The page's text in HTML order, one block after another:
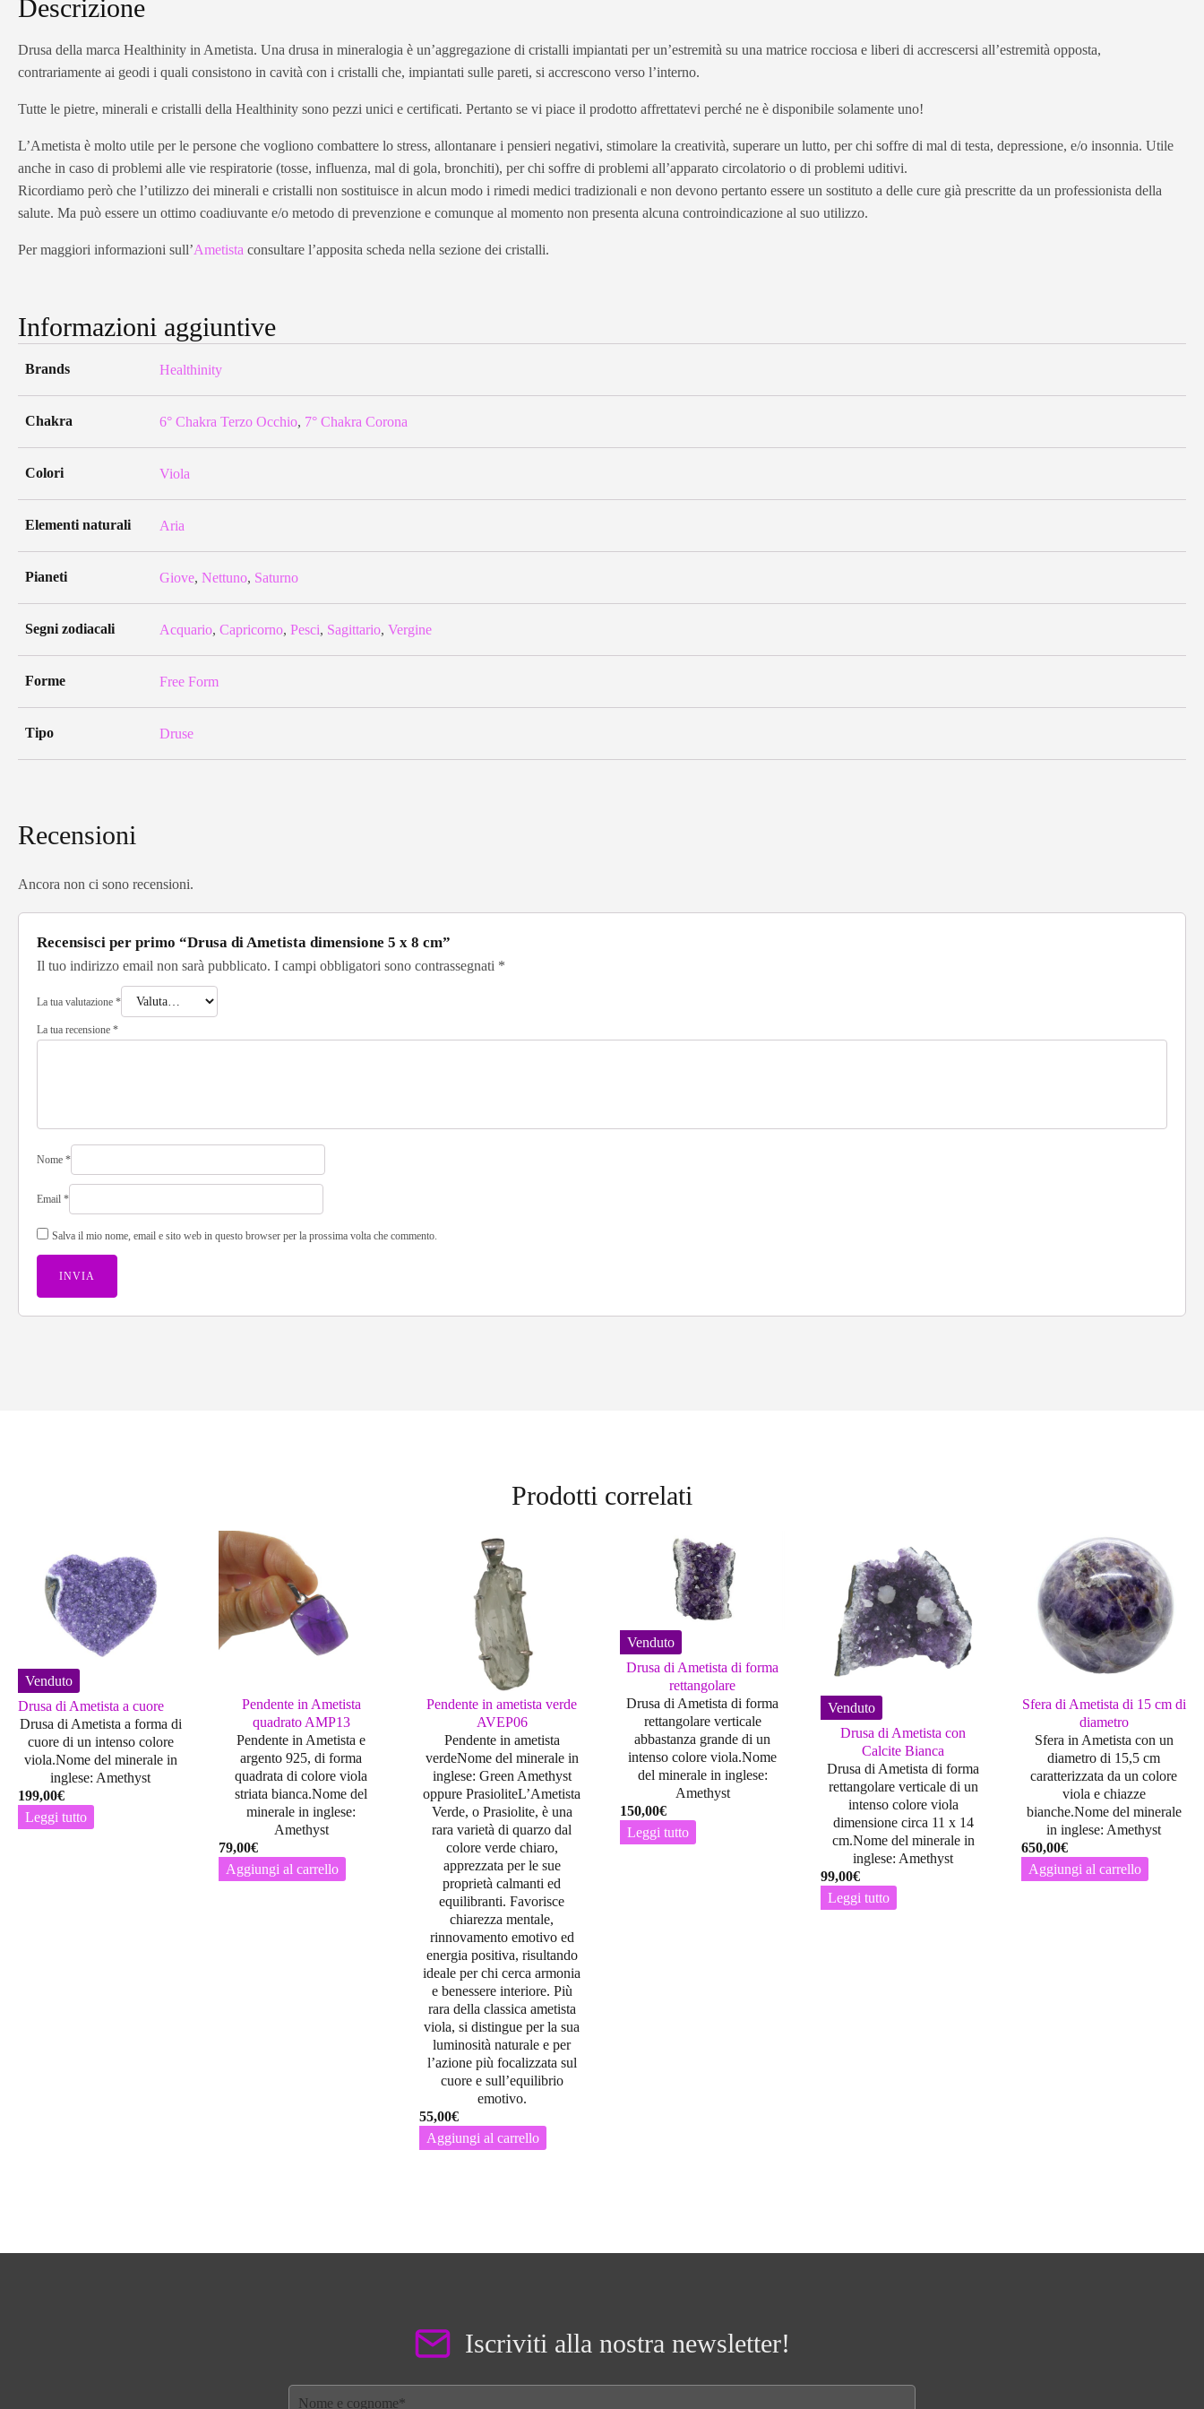
Descrizione
Drusa della marca Healthinity in Ametista. Una drusa in mineralogia è un’aggregazione di cristalli impiantati per un’estremità su una matrice rocciosa e liberi di accrescersi all’estremità opposta,
contrariamente ai geodi i quali consistono in cavità con i cristalli che, impiantati sulle pareti, si accrescono verso l’interno.
Tutte le pietre, minerali e cristalli della Healthinity sono pezzi unici e certificati. Pertanto se vi piace il prodotto affrettatevi perché ne è disponibile solamente uno!
L’Ametista è molto utile per le persone che vogliono combattere lo stress, allontanare i pensieri negativi, stimolare la creatività, superare un lutto, per chi soffre di mal di testa, depressione, e/o insonnia. Utile
anche in caso di problemi alle vie respiratorie (tosse, influenza, mal di gola, bronchiti), per chi soffre di problemi all’apparato circolatorio o di problemi uditivi.
Ricordiamo però che l’utilizzo dei minerali e cristalli non sostituisce in alcun modo i rimedi medici tradizionali e non devono pertanto essere un sostituto a delle cure già prescritte da un professionista della
salute. Ma può essere un ottimo coadiuvante e/o metodo di prevenzione e comunque al momento non presenta alcuna controindicazione al suo utilizzo.
Per maggiori informazioni sull’Ametista consultare l’apposita scheda nella sezione dei cristalli.
Informazioni aggiuntive
Brands Healthinity
Chakra 6° Chakra Terzo Occhio, 7° Chakra Corona
Colori Viola
Elementi naturali Aria
Pianeti Giove, Nettuno, Saturno
Segni zodiacali Acquario, Capricorno, Pesci, Sagittario, Vergine
Forme Free Form
Tipo Druse
Recensioni
Ancora non ci sono recensioni.
Recensisci per primo “Drusa di Ametista dimensione 5 x 8 cm”
Il tuo indirizzo email non sarà pubblicato. I campi obbligatori sono contrassegnati *
La tua valutazione *
La tua recensione *
Nome *
Email *
Salva il mio nome, email e sito web in questo browser per la prossima volta che commento.
Prodotti correlati
Venduto
Drusa di Ametista a cuore
Drusa di Ametista a forma di
cuore di un intenso colore
viola.Nome del minerale in
inglese: Amethyst
199,00€
Leggi tutto
Pendente in Ametista
quadrato AMP13
Pendente in Ametista e
argento 925, di forma
quadrata di colore viola
striata bianca.Nome del
minerale in inglese:
Amethyst
79,00€
Aggiungi al carrello
Pendente in ametista verde
AVEP06
Pendente in ametista
verdeNome del minerale in
inglese: Green Amethyst
oppure PrasioliteL’Ametista
Verde, o Prasiolite, è una
rara varietà di quarzo dal
colore verde chiaro,
apprezzata per le sue
proprietà calmanti ed
equilibranti. Favorisce
chiarezza mentale,
rinnovamento emotivo ed
energia positiva, risultando
ideale per chi cerca armonia
e benessere interiore. Più
rara della classica ametista
viola, si distingue per la sua
luminosità naturale e per
l’azione più focalizzata sul
cuore e sull’equilibrio
emotivo.
55,00€
Aggiungi al carrello
Venduto
Drusa di Ametista di forma
rettangolare
Drusa di Ametista di forma
rettangolare verticale
abbastanza grande di un
intenso colore viola.Nome
del minerale in inglese:
Amethyst
150,00€
Leggi tutto
Venduto
Drusa di Ametista con
Calcite Bianca
Drusa di Ametista di forma
rettangolare verticale di un
intenso colore viola
dimensione circa 11 x 14
cm.Nome del minerale in
inglese: Amethyst
99,00€
Leggi tutto
Sfera di Ametista di 15 cm di
diametro
Sfera in Ametista con un
diametro di 15,5 cm
caratterizzata da un colore
viola e chiazze
bianche.Nome del minerale
in inglese: Amethyst
650,00€
Aggiungi al carrello
Iscriviti alla nostra newsletter!